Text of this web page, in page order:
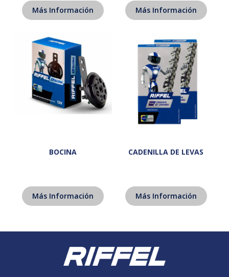
Más Información Más Información
BOCINA
Más Información
CADENILLA DE LEVAS
Más Información